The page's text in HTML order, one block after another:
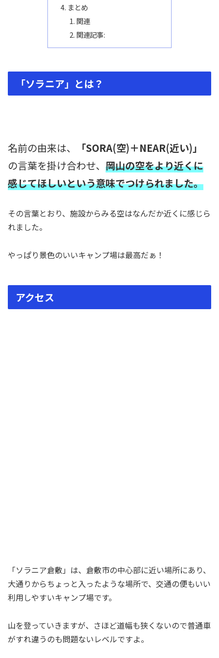
まとめ
関連
関連記事:
「ソラニア」とは？
名前の由来は、
「SORA(空)＋NEAR(近い)」
の言葉を掛け合わせ、 岡山の空をより近くに
感じてほしいという意味でつけられました。
その言葉とおり、施設からみる空はなんだか近くに感じら
れました。
やっぱり景色のいいキャンプ場は最高だぁ！
アクセス
「ソラニア倉敷」は、倉敷市の中心部に近い場所にあり、
大通りからちょっと入ったような場所で、交通の便もいい
利用しやすいキャンプ場です。
山を登っていきますが、さほど道幅も狭くないので普通車
がすれ違うのも問題ないレベルですよ。